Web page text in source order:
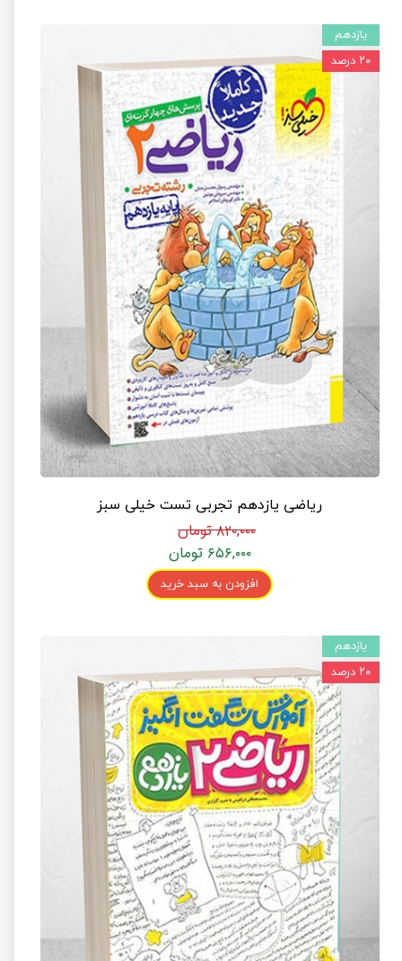
ریاضی یازدهم تجربی تست خیلی سبز
۸۲۰,۰۰۰ تومان
۶۵۶,۰۰۰ تومان
افزودن به سبد خرید
یازدهم
۲۰ درصد
یازدهم
۲۰ درصد